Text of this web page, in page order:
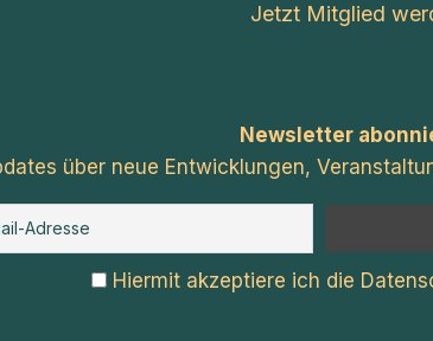
Jetzt Mitglied
Newsletter
über neue Entwicklungen,
Hiermit akzeptiere ich die